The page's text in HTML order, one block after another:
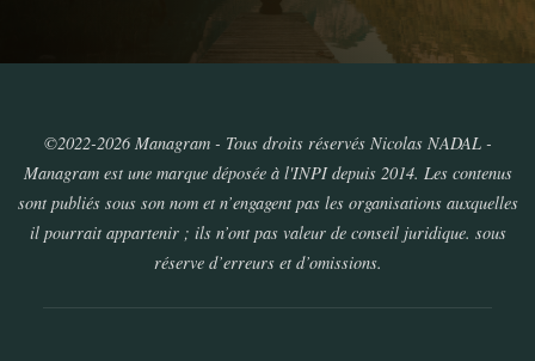
©2022-2026 Managram - Tous droits réservés Nicolas NADAL -
Managram est une marque déposée à l'INPI depuis 2014. Les contenus
sont publiés sous son nom et n’engagent pas les organisations auxquelles
il pourrait appartenir ; ils n’ont pas valeur de conseil juridique. sous
réserve d’erreurs et d’omissions.